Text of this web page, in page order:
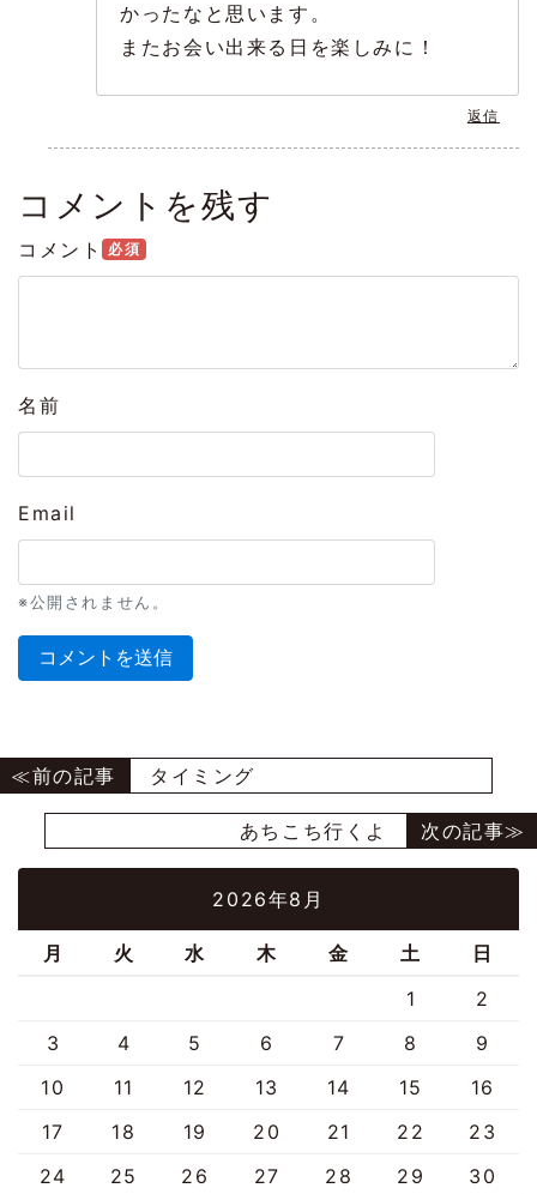
かったなと思います。
またお会い出来る日を楽しみに！
返信
コメントを残す
コメント 必須
名前
Email
※公開されません。
タイミング
あちこち行くよ
2026年8月
月 火 水 木 金 土 日
1
2
3
4 5 6 7 8
9
10
11 12 13 14 15
16
17
18 19 20 21 22
23
24
25 26 27 28 29
30